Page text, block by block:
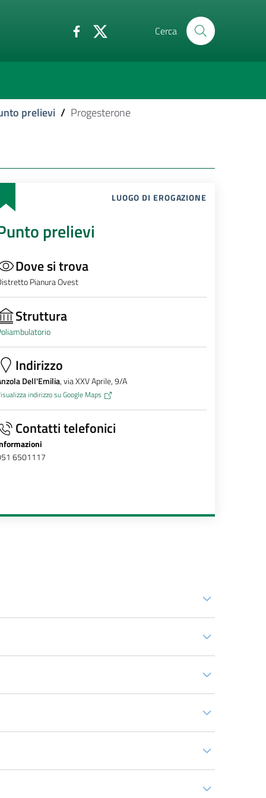
Cerca
prelievi / Progesterone
LUOGO DI EROGAZIONE
prelievi
Dove si trova
Pianura Ovest
Struttura
Indirizzo
Dell'Emilia, via XXV Aprile, 9/A
indirizzo su Google Maps
Contatti telefonici
6501117